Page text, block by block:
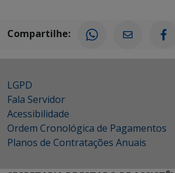
Compartilhe:
LGPD
Fala Servidor
Acessibilidade
Ordem Cronológica de Pagamentos
Planos de Contratações Anuais